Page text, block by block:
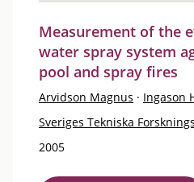
Measurement of the
water spray system
pool and spray fires
Arvidson Magnus · Ingason
Sveriges Tekniska
2005